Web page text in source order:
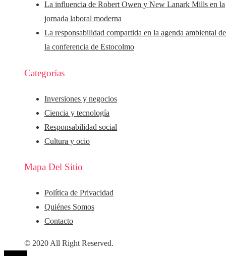
La influencia de Robert Owen y New Lanark Mills en la
jornada laboral moderna
La responsabilidad compartida en la agenda ambiental
la conferencia de Estocolmo
Categorías
Inversiones y negocios
Ciencia y tecnología
Responsabilidad social
Cultura y ocio
Mapa Del Sitio
Política de Privacidad
Quiénes Somos
Contacto
© 2020 All Right Reserved.